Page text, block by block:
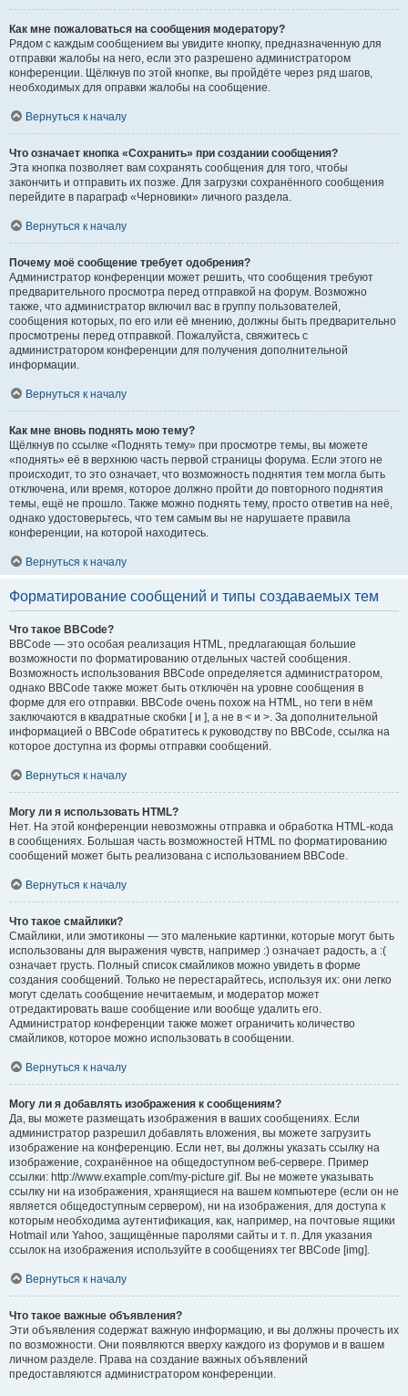
Как мне пожаловаться на сообщения модератору?
Рядом с каждым сообщением вы увидите кнопку, предназначенную для
отправки жалобы на него, если это разрешено администратором
конференции. Щёлкнув по этой кнопке, вы пройдёте через ряд шагов,
необходимых для оправки жалобы на сообщение.
Вернуться к началу
Что означает кнопка «Сохранить» при создании сообщения?
Эта кнопка позволяет вам сохранять сообщения для того, чтобы
закончить и отправить их позже. Для загрузки сохранённого сообщения
перейдите в параграф «Черновики» личного раздела.
Вернуться к началу
Почему моё сообщение требует одобрения?
Администратор конференции может решить, что сообщения требуют
предварительного просмотра перед отправкой на форум. Возможно
также, что администратор включил вас в группу пользователей,
сообщения которых, по его или её мнению, должны быть предварительно
просмотрены перед отправкой. Пожалуйста, свяжитесь с
администратором конференции для получения дополнительной
информации.
Вернуться к началу
Как мне вновь поднять мою тему?
Щёлкнув по ссылке «Поднять тему» при просмотре темы, вы можете
«поднять» её в верхнюю часть первой страницы форума. Если этого не
происходит, то это означает, что возможность поднятия тем могла быть
отключена, или время, которое должно пройти до повторного поднятия
темы, ещё не прошло. Также можно поднять тему, просто ответив на неё,
однако удостоверьтесь, что тем самым вы не нарушаете правила
конференции, на которой находитесь.
Вернуться к началу
Форматирование сообщений и типы создаваемых тем
Что такое BBCode?
BBCode — это особая реализация HTML, предлагающая большие
возможности по форматированию отдельных частей сообщения.
Возможность использования BBCode определяется администратором,
однако BBCode также может быть отключён на уровне сообщения в
форме для его отправки. BBCode очень похож на HTML, но теги в нём
заключаются в квадратные скобки [ и ], а не в < и >. За дополнительной
информацией о BBCode обратитесь к руководству по BBCode, ссылка на
которое доступна из формы отправки сообщений.
Вернуться к началу
Могу ли я использовать HTML?
Нет. На этой конференции невозможны отправка и обработка HTML-кода
в сообщениях. Большая часть возможностей HTML по форматированию
сообщений может быть реализована с использованием BBCode.
Вернуться к началу
Что такое смайлики?
Смайлики, или эмотиконы — это маленькие картинки, которые могут быть
использованы для выражения чувств, например :) означает радость, а :(
означает грусть. Полный список смайликов можно увидеть в форме
создания сообщений. Только не перестарайтесь, используя их: они легко
могут сделать сообщение нечитаемым, и модератор может
отредактировать ваше сообщение или вообще удалить его.
Администратор конференции также может ограничить количество
смайликов, которое можно использовать в сообщении.
Вернуться к началу
Могу ли я добавлять изображения к сообщениям?
Да, вы можете размещать изображения в ваших сообщениях. Если
администратор разрешил добавлять вложения, вы можете загрузить
изображение на конференцию. Если нет, вы должны указать ссылку на
изображение, сохранённое на общедоступном веб-сервере. Пример
ссылки: http://www.example.com/my-picture.gif. Вы не можете указывать
ссылку ни на изображения, хранящиеся на вашем компьютере (если он не
является общедоступным сервером), ни на изображения, для доступа к
которым необходима аутентификация, как, например, на почтовые ящики
Hotmail или Yahoo, защищённые паролями сайты и т. п. Для указания
ссылок на изображения используйте в сообщениях тег BBCode [img].
Вернуться к началу
Что такое важные объявления?
Эти объявления содержат важную информацию, и вы должны прочесть их
по возможности. Они появляются вверху каждого из форумов и в вашем
личном разделе. Права на создание важных объявлений
предоставляются администратором конференции.